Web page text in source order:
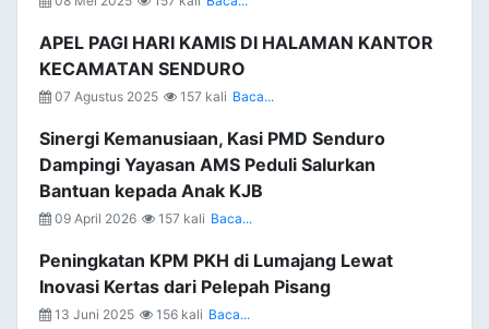
APEL PAGI HARI KAMIS DI HALAMAN KANTOR
KECAMATAN SENDURO
07 Agustus 2025 157 kali Baca...
Sinergi Kemanusiaan, Kasi PMD Senduro
Dampingi Yayasan AMS Peduli Salurkan
Bantuan kepada Anak KJB
09 April 2026 157 kali Baca...
Peningkatan KPM PKH di Lumajang Lewat
Inovasi Kertas dari Pelepah Pisang
13 Juni 2025 156 kali Baca...